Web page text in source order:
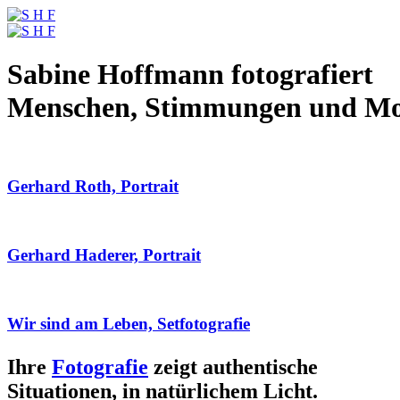
Sabine Hoffmann fotografiert
Menschen, Stimmungen und
Gerhard Roth, Portrait
Gerhard Haderer, Portrait
Wir sind am Leben, Setfotografie
Ihre Fotografie zeigt authentische
Situationen, in natürlichem Licht.